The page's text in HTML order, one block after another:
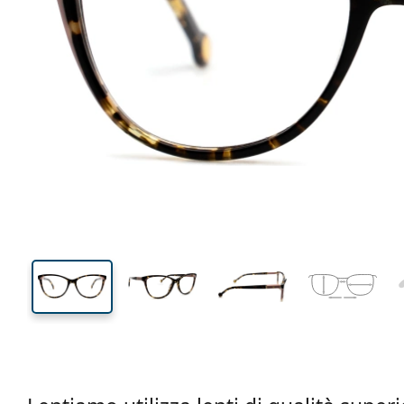
Larghezza montatura
41 mm
Altezza lente
54 mm
Diametro lente (Calibro)
Diametro
lente